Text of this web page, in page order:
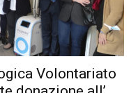
Volontariato